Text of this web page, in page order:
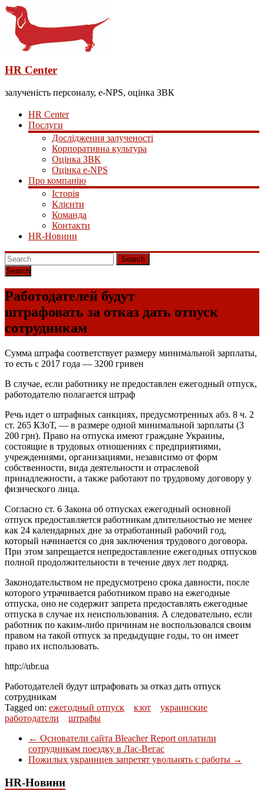
HR Center
залученість персоналу, e-NPS, оцінка ЗВК
HR Center
Послуги
Дослідження залученості
Корпоративна культура
Оцінка ЗВК
Оцінка e-NPS
Про компанію
Історія
Клієнти
Команда
Контакти
HR-Новини
Search
Работодателей будут
штрафовать за отказ дать отпуск
сотрудникам
Сумма штрафа соответствует размеру минимальной зарплаты,
то есть с 2017 года — 3200 гривен
В случае, если работнику не предоставлен ежегодный отпуск,
работодателю полагается штраф
Речь идет о штрафных санкциях, предусмотренных абз. 8 ч. 2
ст. 265 КЗоТ, — в размере одной минимальной зарплаты (3
200 грн). Право на отпуска имеют граждане Украины,
состоящие в трудовых отношениях с предприятиями,
учреждениями, организациями, независимо от форм
собственности, вида деятельности и отраслевой
принадлежности, а также работают по трудовому договору у
физического лица.
Согласно ст. 6 Закона об отпусках ежегодный основной
отпуск предоставляется работникам длительностью не менее
как 24 календарных дне за отработанный рабочий год,
который начинается со дня заключения трудового договора.
При этом запрещается непредоставление ежегодных отпусков
полной продолжительности в течение двух лет подряд.
Законодательством не предусмотрено срока давности, после
которого утрачивается работником право на ежегодные
отпуска, оно не содержит запрета предоставлять ежегодные
отпуска в случае их неиспользования. А следовательно, если
работник по каким-либо причинам не воспользовался своим
правом на такой отпуск за предыдущие годы, то он имеет
право их использовать.
http://ubr.ua
Работодателей будут штрафовать за отказ дать отпуск
сотрудникам
Tagged on: ежегодный отпуск кзот
украинские
работодатели
штрафы
← Основатели сайта Bleacher Report оплатили
сотрудникам поездку в Лас-Вегас
Пожилых украинцев запретят увольнять с работы →
HR-Новини